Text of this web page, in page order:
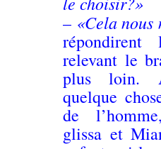
– «Cela nous
relevant le
plus loin.
quelque
de
glissa et